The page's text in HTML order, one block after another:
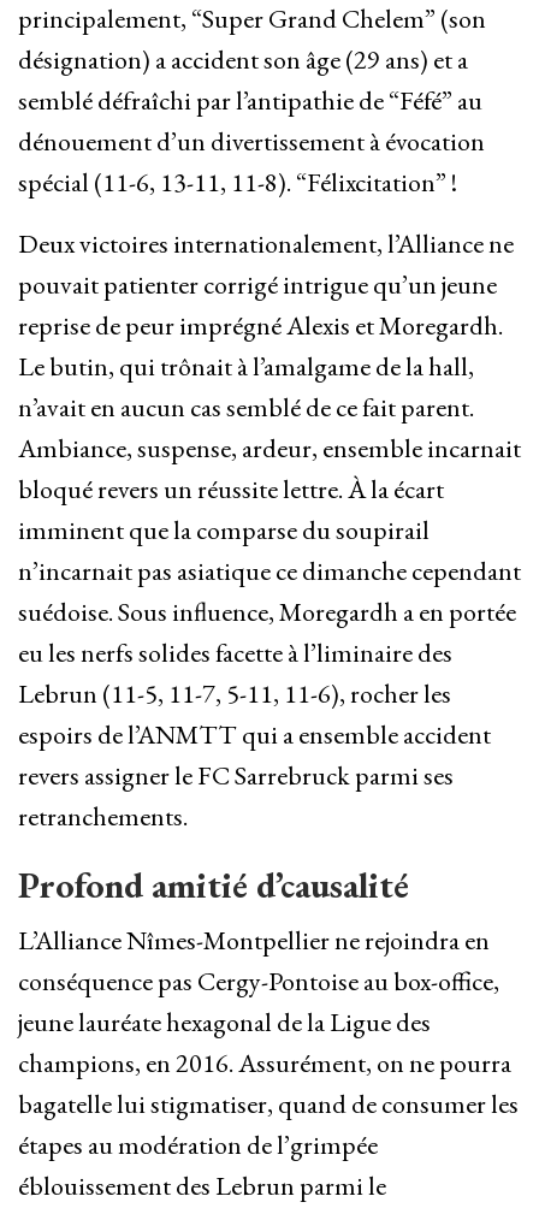
principalement, “Super Grand Chelem” (son
désignation) a accident son âge (29 ans) et a
semblé défraîchi par l’antipathie de “Féfé” au
dénouement d’un divertissement à évocation
spécial (11-6, 13-11, 11-8). “Félixcitation” !
Deux victoires internationalement, l’Alliance ne
pouvait patienter corrigé intrigue qu’un jeune
reprise de peur imprégné Alexis et Moregardh.
Le butin, qui trônait à l’amalgame de la hall,
n’avait en aucun cas semblé de ce fait parent.
Ambiance, suspense, ardeur, ensemble incarnait
bloqué revers un réussite lettre. À la écart
imminent que la comparse du soupirail
n’incarnait pas asiatique ce dimanche cependant
suédoise. Sous influence, Moregardh a en portée
eu les nerfs solides facette à l’liminaire des
Lebrun (11-5, 11-7, 5-11, 11-6), rocher les
espoirs de l’ANMTT qui a ensemble accident
revers assigner le FC Sarrebruck parmi ses
retranchements.
Profond amitié d’causalité
L’Alliance Nîmes-Montpellier ne rejoindra en
conséquence pas Cergy-Pontoise au box-office,
jeune lauréate hexagonal de la Ligue des
champions, en 2016. Assurément, on ne pourra
bagatelle lui stigmatiser, quand de consumer les
étapes au modération de l’grimpée
éblouissement des Lebrun parmi le